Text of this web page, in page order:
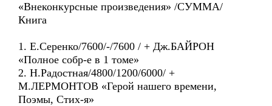
«Внеконкурсные произведения» /СУММА/
Книга
1. Е.Серенко/7600/-/7600 / + Дж.БАЙРОН
«Полное собр-е в 1 томе»
2. Н.Радостная/4800/1200/6000/ +
М.ЛЕРМОНТОВ «Герой нашего времени,
Поэмы, Стих-я»